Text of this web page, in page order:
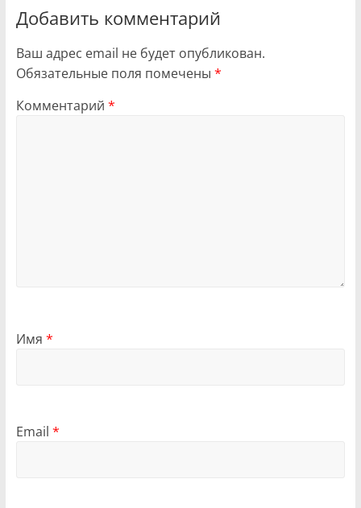
Добавить комментарий
Ваш адрес email не будет опубликован.
Обязательные поля помечены *
Комментарий *
Имя *
Email *